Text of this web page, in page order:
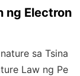
ng Electron
sa Tsina
Law ng Pe